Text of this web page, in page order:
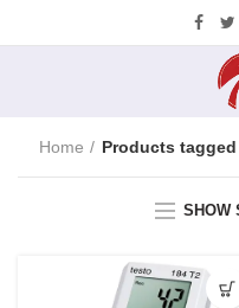
Home Products
SHOW